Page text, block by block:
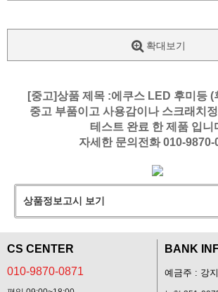
확대보기
[중고]상품 제목 :에쿠스 LED 후미등 (
중고 부품이고 사용감이나 스크래치
테스트 완료 한 제품 입니
자세한 문의전화 010-9870-
상품정보고시 보기
CS CENTER
010-9870-0871
BANK
예금주 : 강